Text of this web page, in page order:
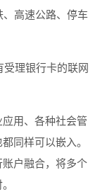
高速公路、停车
理银行卡的联网
用、各种社会管
同样可以嵌入。
户融合，将多个